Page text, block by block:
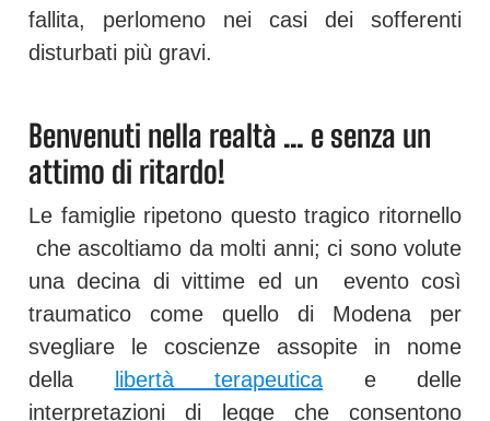
fallita, perlomeno nei casi dei sofferenti
disturbati più gravi.
Benvenuti nella realtà … e senza un
attimo di ritardo!
Le famiglie ripetono questo tragico ritornello
che ascoltiamo da molti anni; ci sono volute
una decina di vittime ed un evento così
traumatico come quello di Modena per
svegliare le coscienze assopite in nome
della
libertà terapeutica e delle
interpretazioni di legge che consentono